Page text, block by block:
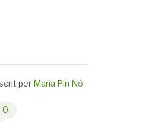
per María Pin Nó
0